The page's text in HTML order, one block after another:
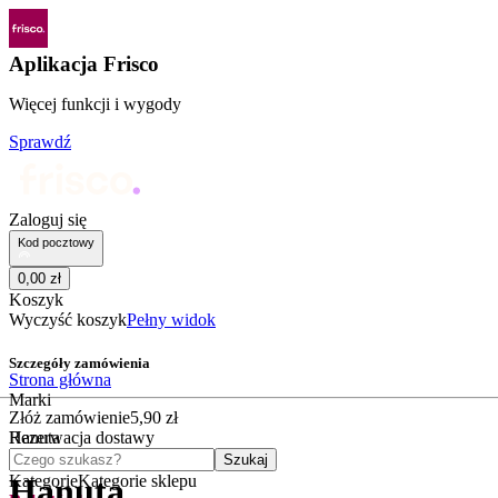
Aplikacja Frisco
Więcej funkcji i wygody
Sprawdź
Zaloguj się
Kod pocztowy
0,00 zł
Koszyk
Wyczyść koszykPełny widok
Szczegóły zamówienia
Złóż zamówienie5,90 zł
Rezerwacja dostawy
Czego szukasz?
Szukaj
KategorieKategorie sklepu
Strona główna
Marki
Hanuta